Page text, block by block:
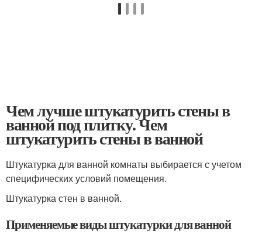
Чем лучше штукатурить стены в
ванной под плитку. Чем
штукатурить стены в ванной
Штукатурка для ванной комнаты выбирается с учетом
специфических условий помещения.
Штукатурка стен в ванной.
Применяемые виды штукатурки для ванной